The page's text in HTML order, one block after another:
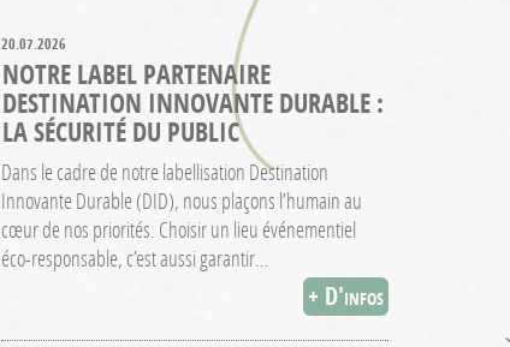
20.07.2026
NOTRE LABEL PARTENAIRE
DESTINATION INNOVANTE DURABLE :
LA SÉCURITÉ DU PUBLIC
Dans le cadre de notre labellisation Destination
Innovante Durable (DID), nous plaçons l’humain au
cœur de nos priorités. Choisir un lieu événementiel
éco-responsable, c’est aussi garantir…
+ D'infos